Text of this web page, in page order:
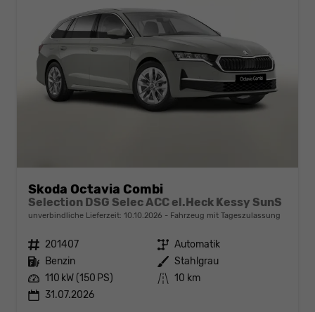
Skoda Octavia Combi
Selection DSG Selec ACC el.Heck Kessy SunS
unverbindliche Lieferzeit: 10.10.2026 Fahrzeug mit Tageszulassung
Fahrzeugnr. 201407 Getriebe Automatik
Kraftstoff Benzin Außenfarbe Stahlgrau
Leistung 110 kW (150 PS) Kilometerstand 10 km
31.07.2026